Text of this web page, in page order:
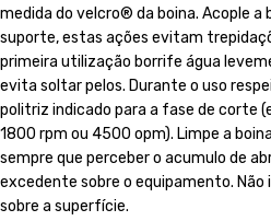
medida do velcro® da boina. Acople a
suporte, estas ações evitam
primeira utilização borrife água
evita soltar pelos. Durante o uso
politriz indicado para a fase de corte
1800 rpm ou 4500 opm). Limpe a
sempre que perceber o acumulo de
excedente sobre o equipamento.
sobre a superfície.